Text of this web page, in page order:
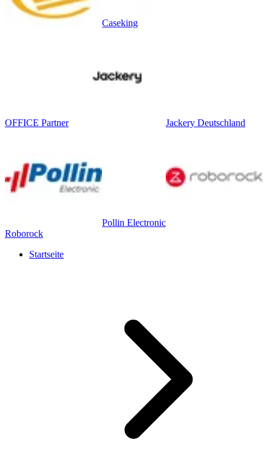
Caseking
OFFICE Partner Jackery Deutschland
Pollin Electronic
Roborock
Startseite